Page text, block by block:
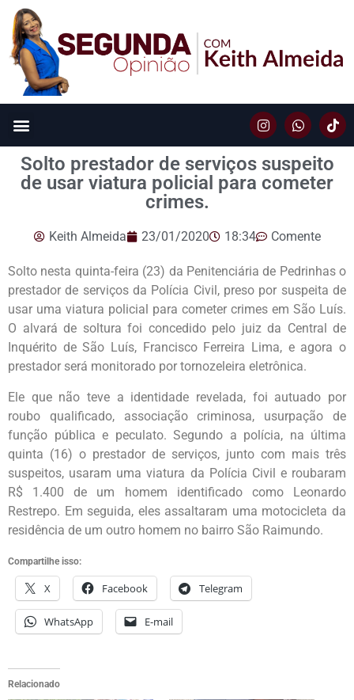
Solto prestador de serviços suspeito
de usar viatura policial para cometer
crimes.
Keith Almeida 23/01/2020 18:34 Comente
Solto nesta quinta-feira (23) da Penitenciária de Pedrinhas o
prestador de serviços da Polícia Civil, preso por suspeita de
usar uma viatura policial para cometer crimes em São Luís.
O alvará de soltura foi concedido pelo juiz da Central de
Inquérito de São Luís, Francisco Ferreira Lima, e agora o
prestador será monitorado por tornozeleira eletrônica.
Ele que não teve a identidade revelada, foi autuado por
roubo qualificado, associação criminosa, usurpação de
função pública e peculato. Segundo a polícia, na última
quinta (16) o prestador de serviços, junto com mais três
suspeitos, usaram uma viatura da Polícia Civil e roubaram
R$ 1.400 de um homem identificado como Leonardo
Restrepo. Em seguida, eles assaltaram uma motocicleta da
residência de um outro homem no bairro São Raimundo.
Compartilhe isso:
X Facebook Telegram
WhatsApp E-mail
Relacionado